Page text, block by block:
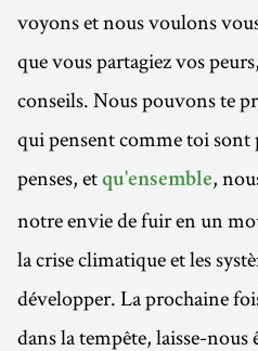
voyons et nous voulons
que vous partagiez vos
conseils. Nous pouvons te
qui pensent comme toi sont
penses, et qu'ensemble,
notre envie de fuir en un
la crise climatique et les
développer. La prochaine
dans la tempête, laisse-